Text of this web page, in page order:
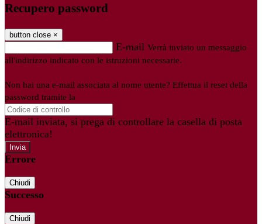
Recupero password
button close ×
E-mail Verrà inviato un messaggio
all'indirizzo indicato con le istruzioni necessarie.
Non hai una e-mail associata al nome utente? Effettua il reset della
password tramite la
E-mail inviata, si prega di controllare la casella di posta
elettronica!
Errore
Chiudi
Successo
Chiudi